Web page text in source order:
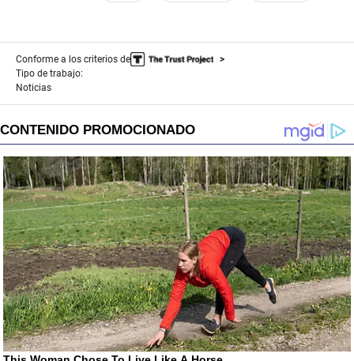
Conforme a los criterios de
Tipo de trabajo:
Noticias